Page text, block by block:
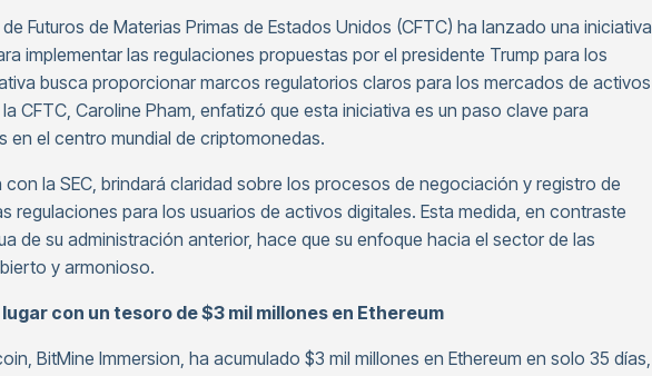
Futuros de Materias Primas de Estados Unidos (CFTC) ha lanzado una iniciativa
implementar las regulaciones propuestas por el presidente Trump para los
busca proporcionar marcos regulatorios claros para los mercados de activos
CFTC, Caroline Pham, enfatizó que esta iniciativa es un paso clave para
en el centro mundial de criptomonedas.
la SEC, brindará claridad sobre los procesos de negociación y registro de
regulaciones para los usuarios de activos digitales. Esta medida, en contraste
de su administración anterior, hace que su enfoque hacia el sector de las
y armonioso.
con un tesoro de $3 mil millones en Ethereum
BitMine Immersion, ha acumulado $3 mil millones en Ethereum en solo 35 días,